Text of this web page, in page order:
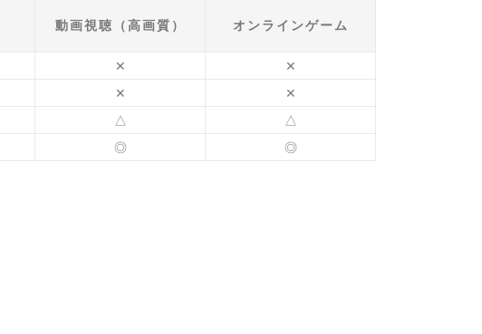
動画視聴（高画質） オンラインゲーム
✕
✕
✕
✕
△
△
◎ ◎